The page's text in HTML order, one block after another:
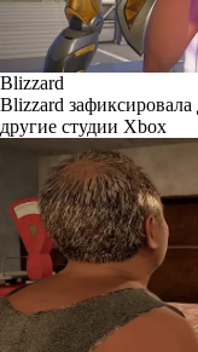
Blizzard
Blizzard
другие студии Xbox